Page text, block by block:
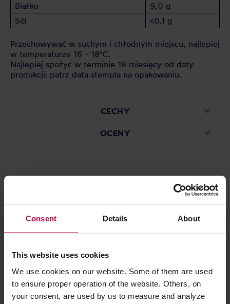
Consent Details About
This website uses cookies
We use cookies on our website. Some of them are used
to ensure proper operation of the website. Others, on
your consent, are used by us to measure and analyze
Białko
9,0 g
Sól
<0,1 g
Przechowywać w suchym i chłodnym miejscu, najlepiej
w temperaturze 16 - 18°C.
Najlepiej spożyć w terminie 18 miesięcy od daty
produkcji: patrz data stempla na opakowaniu.
CECHY
OCENY